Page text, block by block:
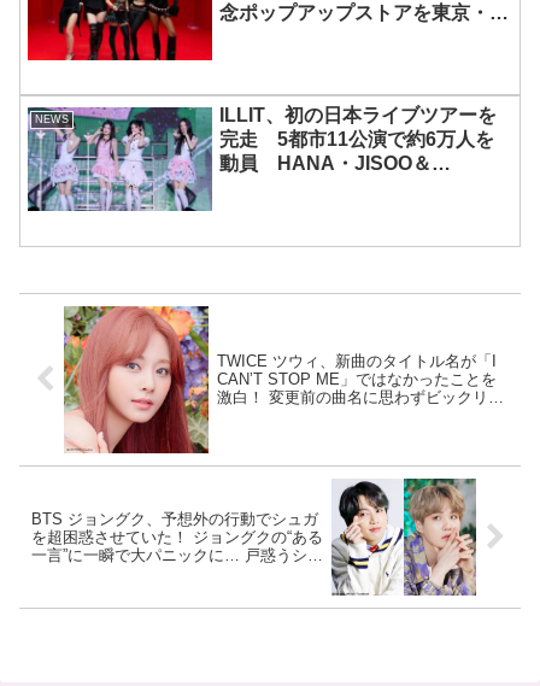
念ポップアップストアを東京・原
NEWS
ILLIT、初の日本ライブツアーを
完走 5都市11公演で約6万人を
動員 HANA・JISOO＆
TWICE ツウィ、新曲のタイトル名が「I
CAN’T STOP ME」ではなかったことを
激白！ 変更前の曲名に思わずビックリ…
BTS ジョングク、予想外の行動でシュガ
を超困惑させていた！ ジョングクの“ある
一言”に一瞬で大パニックに… 戸惑うシュ